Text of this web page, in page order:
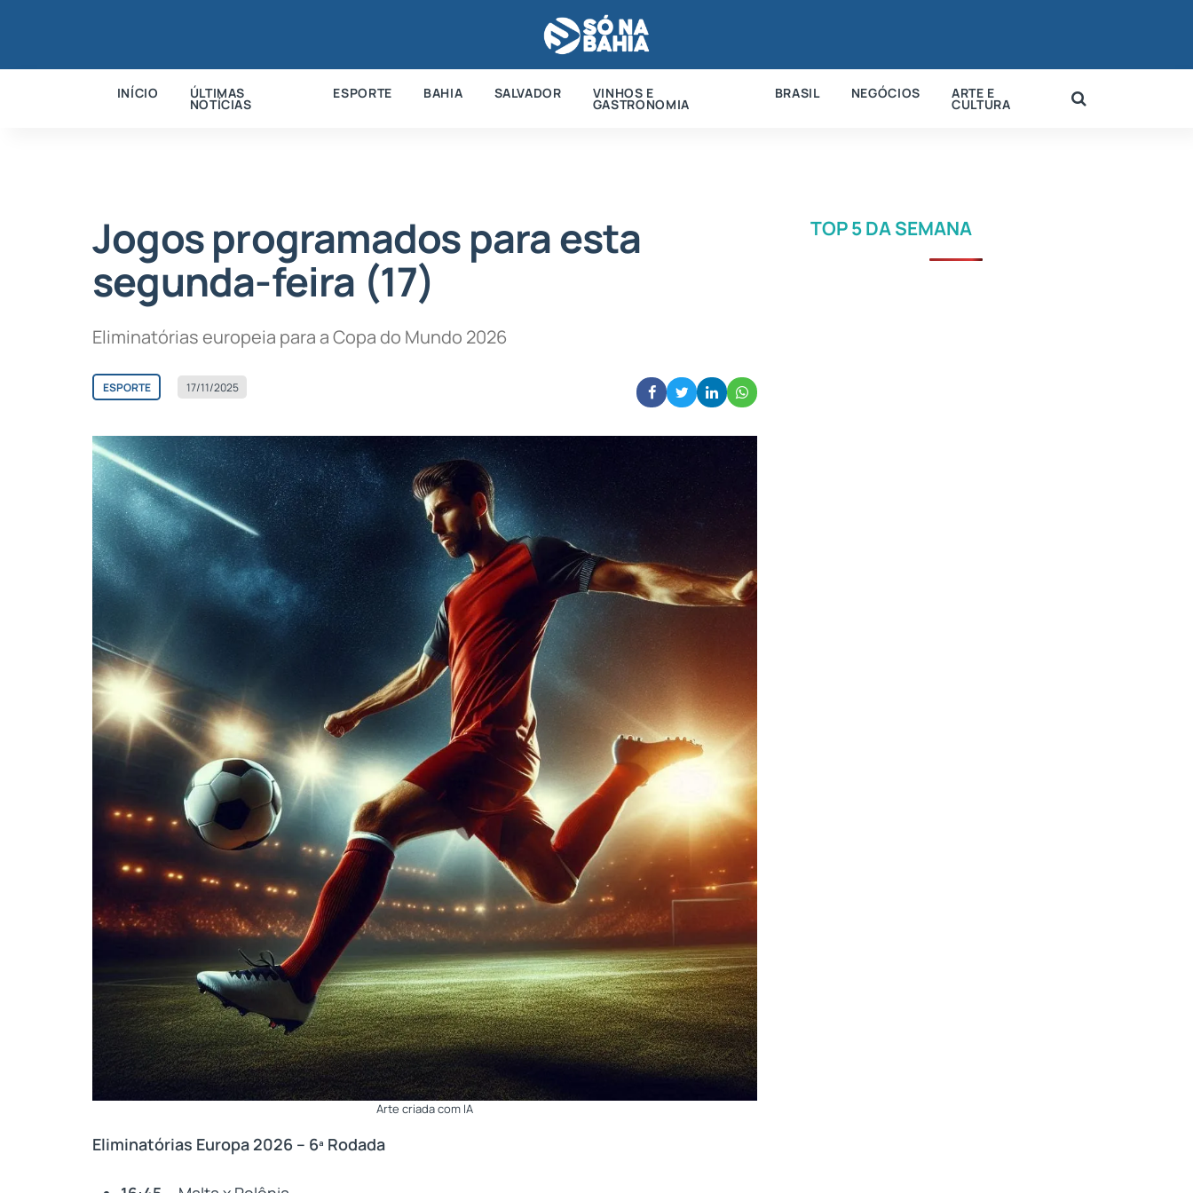
INÍCIO ÚLTIMAS
NOTÍCIAS
ESPORTE BAHIA SALVADOR VINHOS E
GASTRONOMIA
BRASIL NEGÓCIOS ARTE E
CULTURA
Jogos programados para esta
segunda-feira (17)
Eliminatórias europeia para a Copa do Mundo 2026
ESPORTE 17/11/2025
Arte criada com IA
Eliminatórias Europa 2026 – 6ª Rodada
TOP 5 DA SEMANA